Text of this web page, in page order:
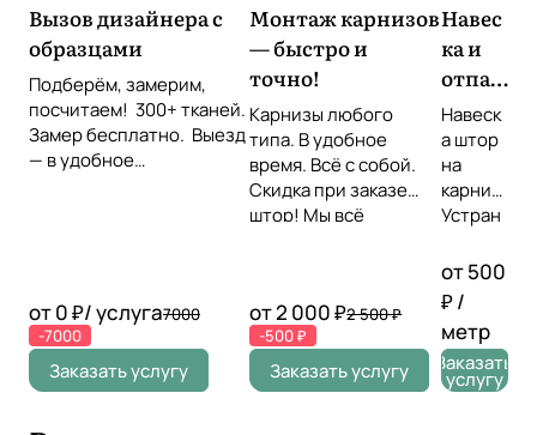
Вызов дизайнера с
образцами
Подберём, замерим,
посчитаем! 300+ тканей.
Замер бесплатно. Выезд
— в удобное
от 0 ₽/ услуга7000
-7000
Заказать услугу
Монтаж карнизов
— быстро и
точно!
Карнизы любого
типа. В удобное
время. Всё с собой.
Скидка при заказе
штор! Мы всё
от 2 000 ₽2 500 ₽
-500 ₽
Заказать услугу
Навес
ка и
отпар
ивани
е
штор
Навеск
а штор
на
карниз
Устран
складо
к прямо
на
месте
Провер
ка
от 500
₽ /
метр
Заказать
услугу